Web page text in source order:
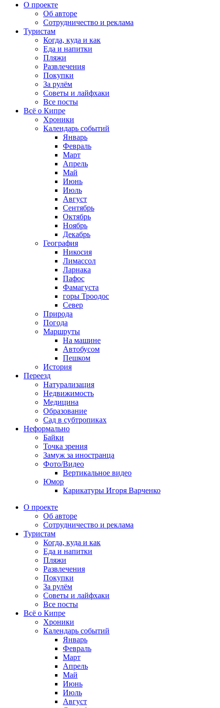
О проекте
Об авторе
Сотрудничество и реклама
Туристам
Когда, куда и как
Еда и напитки
Пляжи
Развлечения
Покупки
За рулём
Советы и лайфхаки
Все посты
Всё о Кипре
Хроники
Календарь событий
Январь
Февраль
Март
Апрель
Май
Июнь
Июль
Август
Сентябрь
Октябрь
Ноябрь
Декабрь
География
Никосия
Лимассол
Ларнака
Пафос
Фамагуста
горы Троодос
Север
Природа
Погода
Маршруты
На машине
Автобусом
Пешком
История
Переезд
Натурализация
Недвижимость
Медицина
Образование
Сад в субтропиках
Неформально
Байки
Точка зрения
Замуж за иностранца
Фото/Видео
Вертикальное видео
Юмор
Карикатуры Игоря Варченко
О проекте
Об авторе
Сотрудничество и реклама
Туристам
Когда, куда и как
Еда и напитки
Пляжи
Развлечения
Покупки
За рулём
Советы и лайфхаки
Все посты
Всё о Кипре
Хроники
Календарь событий
Январь
Февраль
Март
Апрель
Май
Июнь
Июль
Август